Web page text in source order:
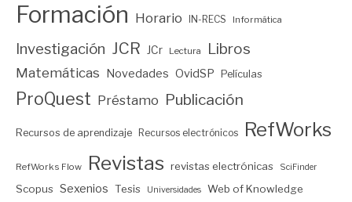
Formación Horario IN-RECS Informática
Investigación JCR JCr Lectura Libros
Matemáticas Novedades OvidSP Películas
ProQuest Préstamo Publicación
Recursos de aprendizaje Recursos electrónicos RefWorks
RefWorks Flow Revistas revistas electrónicas SciFinder
Scopus Sexenios Tesis Universidades Web of Knowledge